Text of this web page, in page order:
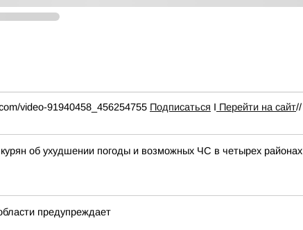
video-91940458_456254755 Подписаться I Перейти на сайт//
об ухудшении погоды и возможных ЧС в четырех районах
предупреждает